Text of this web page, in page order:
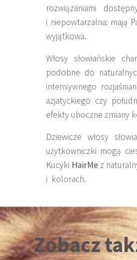
rozwiązaniami
i niepowtarzalna: mają
wyjątkowa.
Włosy słowiańskie
podobne do
intensywnego
azjatyckiego czy
efekty uboczne zmiany
Dziewicze włosy
użytkowniczki mogą
Kucyki HairMe z
i kolorach.
Zobacz